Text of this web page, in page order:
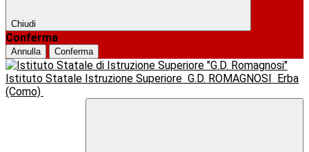
Chiudi
Conferma
Annulla Conferma
Istituto Statale Istruzione Superiore G.D. ROMAGNOSI
Erba
(Como)